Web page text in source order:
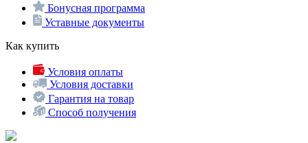
Бонусная программа
Уставные документы
Как купить
Условия оплаты
Условия доставки
Гарантия на товар
Способ получения